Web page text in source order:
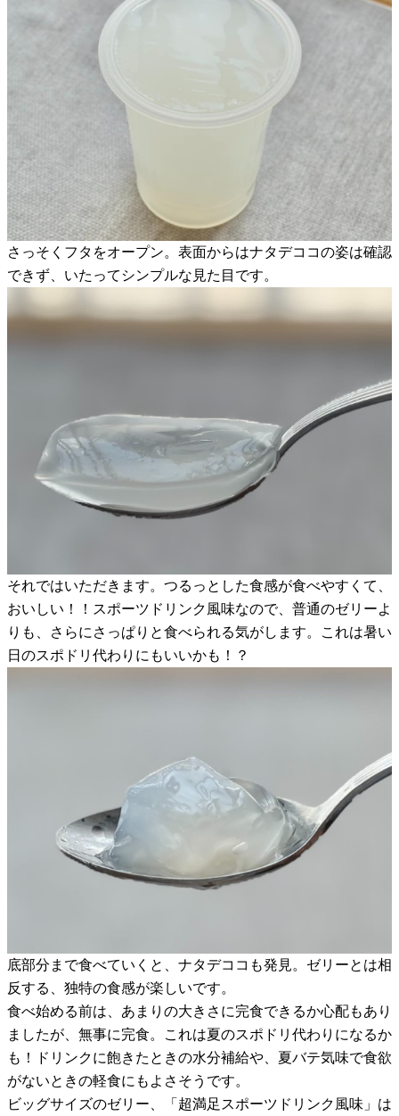
さっそくフタをオープン。表面からはナタデココの姿は確認
できず、いたってシンプルな見た目です。
それではいただきます。つるっとした食感が食べやすくて、
おいしい！！スポーツドリンク風味なので、普通のゼリーよ
りも、さらにさっぱりと食べられる気がします。これは暑い
日のスポドリ代わりにもいいかも！？
底部分まで食べていくと、ナタデココも発見。ゼリーとは相
反する、独特の食感が楽しいです。
食べ始める前は、あまりの大きさに完食できるか心配もあり
ましたが、無事に完食。これは夏のスポドリ代わりになるか
も！ドリンクに飽きたときの水分補給や、夏バテ気味で食欲
がないときの軽食にもよさそうです。
ビッグサイズのゼリー、「超満足スポーツドリンク風味」は